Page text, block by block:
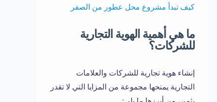
كيف تبدأ مشروع محل عطور من الصفر
ما هي أهمية الهوية التجارية
للشركات؟
إنشاء هوية تجارية للشركات والعلامات
التجارية يمنحها مجموعة من المزايا التي لا تقدر